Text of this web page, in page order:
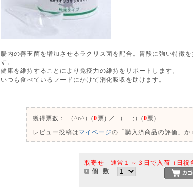
腸内の善玉菌を増加させるラクリス菌を配合。胃酸に強い特徴
す。
健康を維持することにより免疫力の維持をサポートします。
いつも食べているフードにかけて消化吸収を助けます。
獲得票数： （^o^）(0票) ／ （-_-;）(0票)
レビュー投稿は マイページの「購入済商品の評価」か
取寄せ 通常１～３日で入荷（日祝
個 数